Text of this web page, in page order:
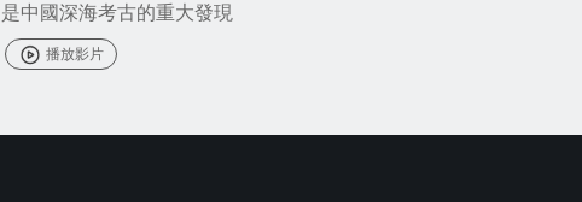
是中國深海考古的重大發現
播放影片